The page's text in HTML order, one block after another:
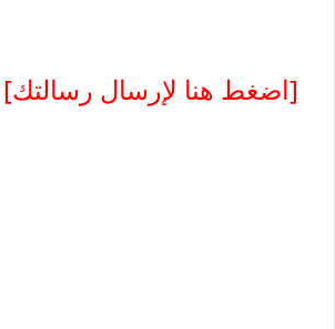
[اضغط هنا لإرسال رسالتك]